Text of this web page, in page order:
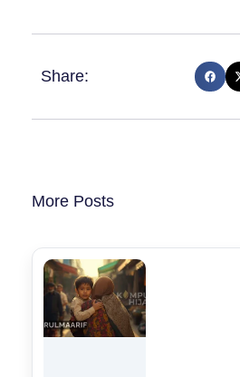
Share:
More Posts